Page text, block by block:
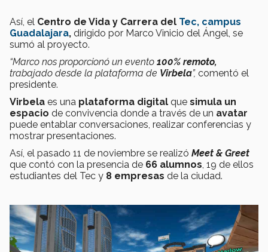
Así, el Centro de Vida y Carrera del Tec, campus
Guadalajara, dirigido por Marco Vinicio del Ángel, se
sumó al proyecto.
“Marco nos proporcionó un evento 100% remoto,
trabajado desde la plataforma de Virbela”, comentó el
presidente.
Virbela es una plataforma digital que simula un
espacio de convivencia donde a través de un avatar
puede entablar conversaciones, realizar conferencias y
mostrar presentaciones.
Así, el pasado 11 de noviembre se realizó Meet & Greet
que contó con la presencia de 66 alumnos, 19 de ellos
estudiantes del Tec y 8 empresas de la ciudad.